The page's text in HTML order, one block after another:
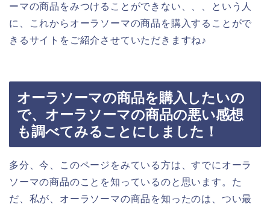
ーマの商品をみつけることができない、、、という人
に、これからオーラソーマの商品を購入することがで
きるサイトをご紹介させていただきますね♪
オーラソーマの商品を購入したいの
で、オーラソーマの商品の悪い感想
も調べてみることにしました！
多分、今、このページをみている方は、すでにオーラ
ソーマの商品のことを知っているのと思います。た
だ、私が、オーラソーマの商品を知ったのは、つい最